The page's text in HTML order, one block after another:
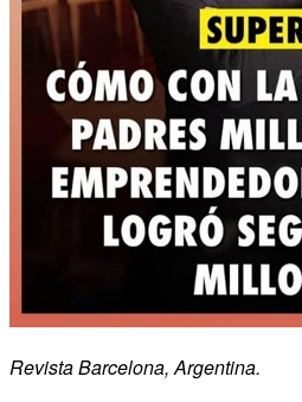
Revista Barcelona, Argentina.